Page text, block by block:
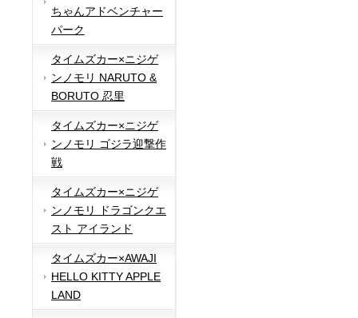
ちゃんアドベンチャー
パーク
タイムズカー×ニジゲ
ンノモリ NARUTO &
BORUTO 忍里
タイムズカー×ニジゲ
ンノモリ ゴジラ迎撃作
戦
タイムズカー×ニジゲ
ンノモリ ドラゴンクエ
スト アイランド
タイムズカー×AWAJI
HELLO KITTY APPLE
LAND